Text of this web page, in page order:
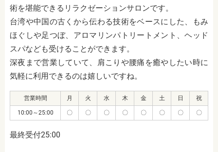
術を堪能できるリラクゼーションサロンです。
台湾や中国の古くから伝わる技術をベースにした、もみ
ほぐしや足つぼ、アロマリンパトリートメント、ヘッド
スパなども受けることができます。
深夜まで営業していて、肩こりや腰痛を癒やしたい時に
気軽に利用できるのは嬉しいですね。
営業時間 月 火 水 木 金 土 日 祝
10:00～25:00 〇 〇 〇 〇 〇 〇 〇 〇
最終受付25:00